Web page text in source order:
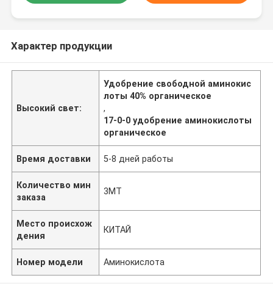
Характер продукции
Высокий свет:
Удобрение свободной аминокис
лоты 40% органическое
,
17-0-0 удобрение аминокислоты
органическое
Время доставки 5-8 дней работы
Количество мин
заказа
3МТ
Место происхож
дения
КИТАЙ
Номер модели Аминокислота